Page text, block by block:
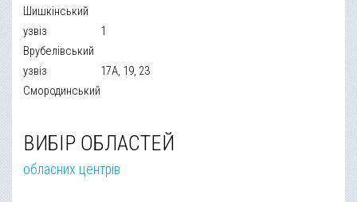
Шишкінський
узвіз
Врубелівський
1
узвіз
Смородинський
17А, 19, 23
ВИБІР ОБЛАСТЕЙ
обласних центрів